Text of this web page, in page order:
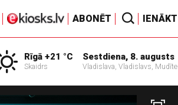
ABONĒT IENĀKT
Rīgā +21 °C
Skaidrs
Sestdiena, 8. augusts
Vladislava, Vladislavs, Mudīte